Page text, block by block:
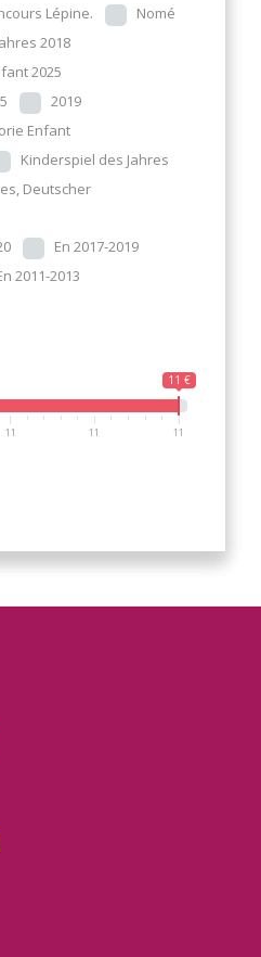
Lépine.
Nomé
2018
2025
2019
Enfant
Kinderspiel des Jahres
Deutscher
En 2017-2019
2011-2013
11 €
11 11 11